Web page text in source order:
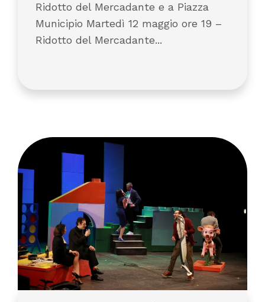
Ridotto del Mercadante e a Piazza
Municipio Martedì 12 maggio ore 19 –
Ridotto del Mercadante...